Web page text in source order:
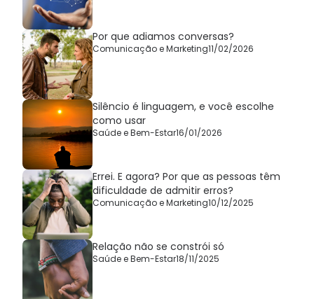
Por que adiamos conversas?
Comunicação e Marketing11/02/2026
Silêncio é linguagem, e você escolhe
como usar
Saúde e Bem-Estar16/01/2026
Errei. E agora? Por que as pessoas têm
dificuldade de admitir erros?
Comunicação e Marketing10/12/2025
Relação não se constrói só
Saúde e Bem-Estar18/11/2025